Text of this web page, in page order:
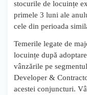
stocurile de locuințe
primele 3 luni ale
cele din perioada
Temerile legate de
locuințe după
vânzările pe
Developer &
acestei conjuncturi.